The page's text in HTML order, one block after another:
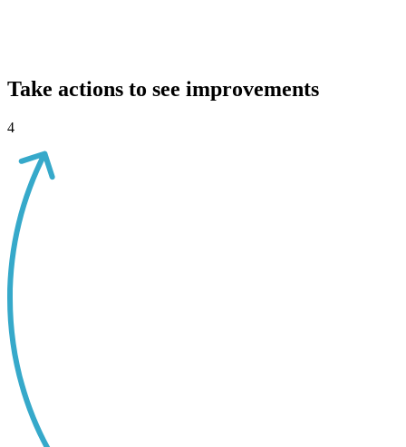
Take actions to see improvements
4